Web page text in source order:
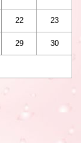
22 23
29 30